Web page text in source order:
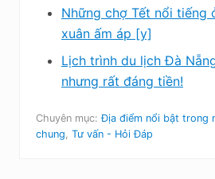
Những chợ Tết nổi tiếng
xuân ấm áp [y]
Lịch trình du lịch Đà
nhưng rất đáng tiền!
Chuyên mục:Địa điểm nổi bật trong
chung Tư vấn - Hỏi Đáp